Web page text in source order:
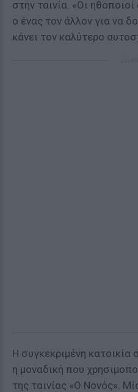
στην ταινία. «Οι
ο ένας τον άλλον για να
κάνει τον καλύτερο
Η συγκεκριμένη κατοικία
η μοναδική που
της ταινίας «Ο Νονός».